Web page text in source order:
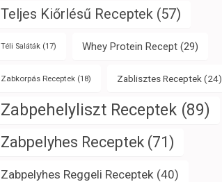
Teljes Kiőrlésű Receptek(57)
Téli Saláták(17) Whey Protein Recept(29)
Zabkorpás Receptek(18) Zablisztes Receptek (24)
Zabpehelyliszt Receptek(89)
Zabpelyhes Receptek(71)
Zabpelyhes Reggeli Receptek (40)